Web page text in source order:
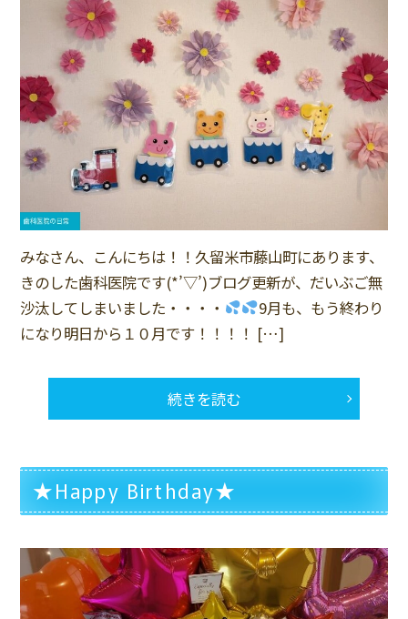
みなさん、こんにちは！！久留米市藤山町にあります、
きのした歯科医院です(*’▽’)ブログ更新が、だいぶご無
沙汰してしまいました・・・・
9月も、もう終わり
になり明日から１０月です！！！！ […]
続きを読む
★Happy Birthday★